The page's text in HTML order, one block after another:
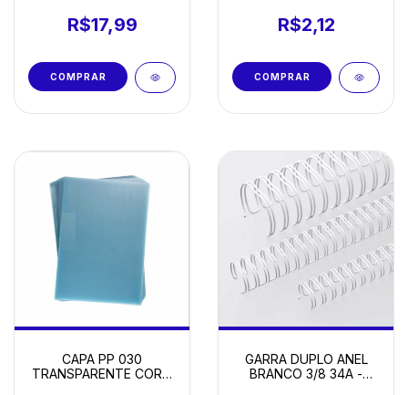
COM 10 UNIDADES
R$17,99 R$2,12
CAPA PP 030
TRANSPARENTE CORO
GARRA DUPLO ANEL
BRANCO 3/8 34A -